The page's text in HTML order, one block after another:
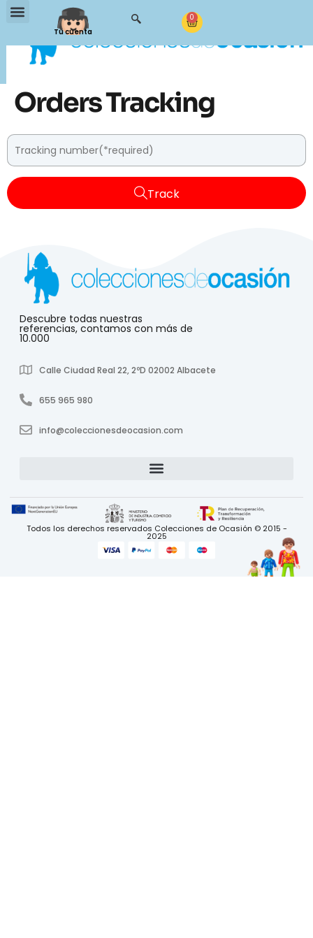
Tu cuenta
0
Orders Tracking
Track
Descubre todas nuestras
referencias, contamos con más de
10.000
Calle Ciudad Real 22, 2ºD 02002 Albacete
655 965 980
info@coleccionesdeocasion.com
Todos los derechos reservados Colecciones de Ocasión © 2015 -
2025